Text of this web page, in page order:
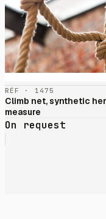
RÉF · 1475
Climb net, synthetic
measure
On request